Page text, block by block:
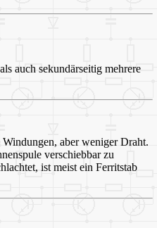
auch sekundärseitig mehrere
aber weniger Draht.
verschiebbar zu
ist meist ein Ferritstab